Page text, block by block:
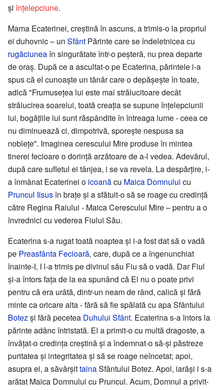
și înțelepciune.
Mama Ecaterinei, creștină în ascuns, a trimis-o la propriul
ei duhovnic – un Sfânt Părinte care se îndeletnicea cu
rugăciuneaîn singurătate într-o peșteră, nu prea departe
de oraș. După ce a ascultat-o pe Ecaterina, părintele i-a
spus că el cunoaște un tânăr care o depășește în toate,
adică "Frumusețea lui este mai strălucitoare decât
strălucirea soarelui, toată creația se supune înțelepciunii
lui, bogățiile lui sunt răspândite în întreaga lume - ceea ce
nu diminuează ci, dimpotrivă, sporește nespusa sa
noblețe". Imaginea cerescului Mire produse în mintea
tinerei fecioare o dorință arzătoare de a-l vedea. Adevărul,
după care sufletul ei tânjea, i se va revela. La despărțire, i-
a înmânat Ecaterinei o icoanăcu Maica Domnului cu
Pruncul Iisusîn brațe și a sfătuit-o să se roage cu credință
către Regina Raiului - Maica Cerescului Mire – pentru a o
învrednici cu vederea Fiului Său.
Ecaterina s-a rugat toată noaptea și i-a fost dat să o vadă
pe Preasfânta Fecioară, care, după ce a îngenunchiat
înainte-I, I l-a trimis pe divinul său Fiu să o vadă. Dar Fiul
și-a întors fața de la ea spunând că El nu o poate privi
pentru că era urâtă, dintr-un neam de rând, calică și fără
minte ca oricare alta - fără să fie spălată cu apa Sfântului
Botezși fără pecetea Duhului Sfânt. Ecaterina s-a întors la
părinte adânc întristată. El a primit-o cu multă dragoste, a
învățat-o credința creștină și a îndemnat-o să-și păstreze
puritatea și integritatea și să se roage neîncetat; apoi,
asupra ei, a săvârșittainaSfântului Botez. Apoi, iarăși i s-a
arătat Maica Domnului cu Pruncul. Acum, Domnul a privit-